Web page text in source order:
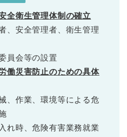
衛生管理体制の確立
、安全管理者、衛生管理
員会等の設置
災害防止のための具体
作業、環境等による危
時、危険有害業務就業